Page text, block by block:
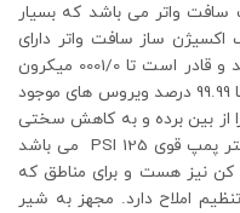
واتر می باشد که بسیار
ساز سافت واتر دارای
فیلتر ممبران 13 لایه ی آمریکایی می باشد و قادر است تا 0001/0 میکرون
آلودگی های آب را از بین ببرد. هم چنین تا 99.99 درصد ویروس های موجود
از بین برده و به کاهش سختی
آب کمک می کند. این دستگاه دارای بوستر پمپ قوی 125 PSI می باشد
نیز هست و برای مناطق که
املاح دارد. مجهز به شیر